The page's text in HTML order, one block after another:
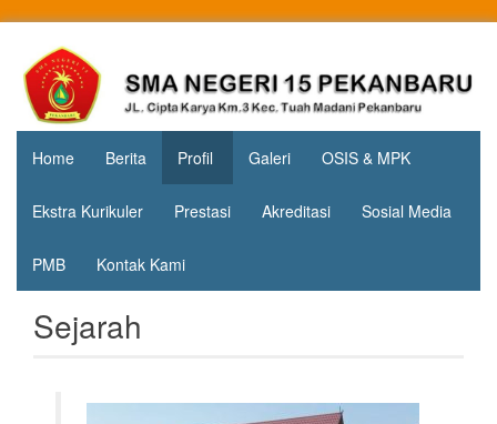
contentSMA
Negeri 15
Pekanbaru
Jl. Cipta
Karya
KM.3, Kec.
Tuah
Madani,
Home Berita Profil Galeri OSIS & MPK
Ekstra Kurikuler Prestasi Akreditasi Sosial Media
PMB Kontak Kami
Sejarah